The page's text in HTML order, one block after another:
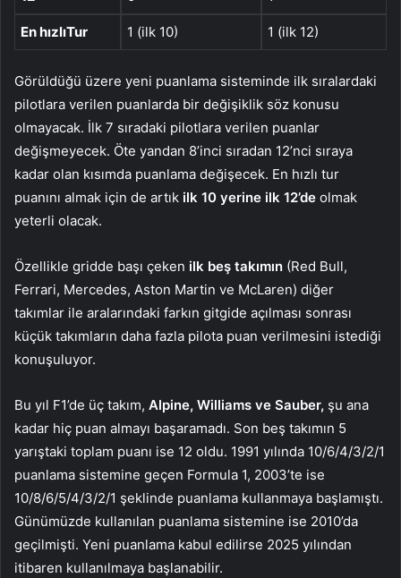
En hızlıTur 1 (ilk 10) 1 (ilk 12)
Görüldüğü üzere yeni puanlama sisteminde ilk sıralardaki
pilotlara verilen puanlarda bir değişiklik söz konusu
olmayacak. İlk 7 sıradaki pilotlara verilen puanlar
değişmeyecek. Öte yandan 8’inci sıradan 12’nci sıraya
kadar olan kısımda puanlama değişecek. En hızlı tur
puanını almak için de artık ilk 10 yerine ilk 12’de olmak
yeterli olacak.
Özellikle gridde başı çeken ilk beş takımın (Red Bull,
Ferrari, Mercedes, Aston Martin ve McLaren) diğer
takımlar ile aralarındaki farkın gitgide açılması sonrası
küçük takımların daha fazla pilota puan verilmesini istediği
konuşuluyor.
Bu yıl F1’de üç takım, Alpine, Williams ve Sauber, şu ana
kadar hiç puan almayı başaramadı. Son beş takımın 5
yarıştaki toplam puanı ise 12 oldu. 1991 yılında 10/6/4/3/2/1
puanlama sistemine geçen Formula 1, 2003’te ise
10/8/6/5/4/3/2/1 şeklinde puanlama kullanmaya başlamıştı.
Günümüzde kullanılan puanlama sistemine ise 2010’da
geçilmişti. Yeni puanlama kabul edilirse 2025 yılından
itibaren kullanılmaya başlanabilir.